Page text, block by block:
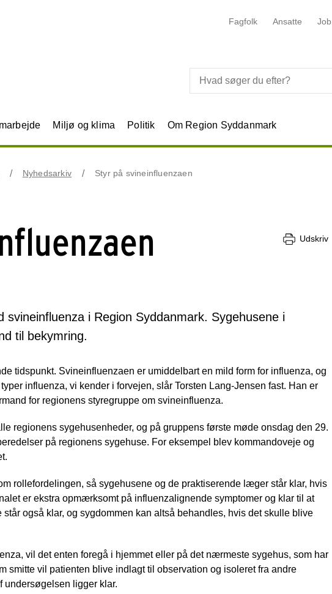
Fagfolk Ansatte Job
Miljø og klima Politik Om Region Syddanmark
Nyhedsarkiv Styr på svineinfluenzaen
Udskriv
i Region Syddanmark. Sygehusene i
til bekymring.
tidspunkt. Svineinfluenzaen er umiddelbart en mild form for influenza, og
influenza, vi kender i forvejen, slår Torsten Lang-Jensen fast. Han er
for regionens styregruppe om svineinfluenza.
regionens sygehusenheder, og på gruppens første møde onsdag den 29.
på regionens sygehuse. For eksempel blev kommandoveje og
rollefordelingen, så sygehusene og de praktiserende læger står klar, hvis
er ekstra opmærksomt på influenzalignende symptomer og klar til at
også klar, og sygdommen kan altså behandles, hvis det skulle blive
vil det enten foregå i hjemmet eller på det nærmeste sygehus, som har
smitte vil patienten blive indlagt til observation og isoleret fra andre
undersøgelsen ligger klar.